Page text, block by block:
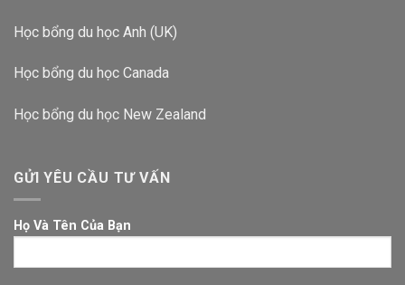
Học bổng du học Anh (UK)
Học bổng du học Canada
Học bổng du học New Zealand
GỬI YÊU CẦU TƯ VẤN
Họ Và Tên Của Bạn